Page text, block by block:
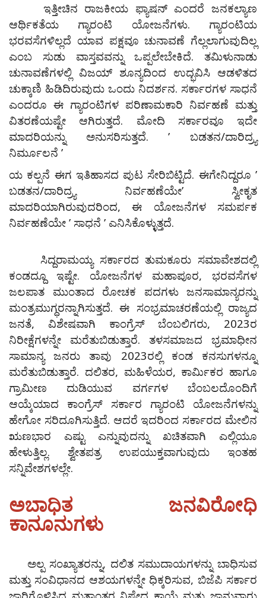
ಇತ್ತೀಚಿನ ರಾಜಕೀಯ ಫ್ಯಾಷನ್ ಎಂದರೆ ಜನಕಲ್ಯಾಣ
ಆರ್ಥಿಕತೆಯ ಗ್ಯಾರಂಟಿ ಯೋಜನೆಗಳು. ಗ್ಯಾರಂಟಿಯ
ಭರವಸೆಗಳಿಲ್ಲದೆ ಯಾವ ಪಕ್ಷವೂ ಚುನಾವಣೆ ಗೆಲ್ಲಲಾಗುವುದಿಲ್ಲ
ಎಂಬ ಸುಡು ವಾಸ್ತವವನ್ನು ಒಪ್ಪಲೇಬೇಕಿದೆ. ತಮಿಳುನಾಡು
ಚುನಾವಣೆಗಳಲ್ಲಿ ವಿಜಯ್ ಶೂನ್ಯದಿಂದ ಉದ್ಭವಿಸಿ ಆಡಳಿತದ
ಚುಕ್ಕಾಣಿ ಹಿಡಿದಿರುವುದು ಒಂದು ನಿದರ್ಶನ. ಸರ್ಕಾರಗಳ ಸಾಧನೆ
ಎಂದರೂ ಈ ಗ್ಯಾರಂಟಿಗಳ ಪರಿಣಾಮಕಾರಿ ನಿರ್ವಹಣೆ ಮತ್ತು
ವಿತರಣೆಯಷ್ಟೇ ಆಗಿರುತ್ತದೆ. ಮೋದಿ ಸರ್ಕಾರವೂ ಇದೇ
ಮಾದರಿಯನ್ನು ಅನುಸರಿಸುತ್ತದೆ. ʼ ಬಡತನ/ದಾರಿದ್ರ‍್ಯ
ನಿರ್ಮೂಲನೆ ʼ
ಯ ಕಲ್ಪನೆ ಈಗ ಇತಿಹಾಸದ ಪುಟ ಸೇರಿಬಿಟ್ಟಿದೆ. ಈಗೇನಿದ್ದರೂ ʼ
ಬಡತನ/ದಾರಿದ್ರ‍್ಯ ನಿರ್ವಹಣೆಯೇʼ ಸ್ವೀಕೃತ
ಮಾದರಿಯಾಗಿರುವುದರಿಂದ, ಈ ಯೋಜನೆಗಳ ಸಮರ್ಪಕ
ನಿರ್ವಹಣೆಯೇ ʼ ಸಾಧನೆ ʼ ಎನಿಸಿಕೊಳ್ಳುತ್ತದೆ.
ಸಿದ್ದರಾಮಯ್ಯ ಸರ್ಕಾರದ ತುಮಕೂರು ಸಮಾವೇಶದಲ್ಲಿ
ಕಂಡದ್ದೂ ಇಷ್ಟೇ. ಯೋಜನೆಗಳ ಮಹಾಪೂರ, ಭರವಸೆಗಳ
ಜಲಪಾತ ಮುಂತಾದ ರೋಚಕ ಪದಗಳು ಜನಸಾಮಾನ್ಯರನ್ನು
ಮಂತ್ರಮುಗ್ಧರನ್ನಾಗಿಸುತ್ತದೆ. ಈ ಸಂಭ್ರಮಾಚರಣೆಯಲ್ಲಿ ರಾಜ್ಯದ
ಜನತೆ, ವಿಶೇಷವಾಗಿ ಕಾಂಗ್ರೆಸ್ ಬೆಂಬಲಿಗರು, 2023ರ
ನಿರೀಕ್ಷೆಗಳನ್ನೇ ಮರೆತುಬಿಡುತ್ತಾರೆ. ತಳಸಮಾಜದ ಭ್ರಮಾಧೀನ
ಸಾಮಾನ್ಯ ಜನರು ತಾವು 2023ರಲ್ಲಿ ಕಂಡ ಕನಸುಗಳನ್ನೂ
ಮರೆತುಬಿಡುತ್ತಾರೆ. ದಲಿತರ, ಮಹಿಳೆಯರ, ಕಾರ್ಮಿಕರ ಹಾಗೂ
ಗ್ರಾಮೀಣ ದುಡಿಯುವ ವರ್ಗಗಳ ಬೆಂಬಲದೊಂದಿಗೆ
ಆಯ್ಕೆಯಾದ ಕಾಂಗ್ರೆಸ್ ಸರ್ಕಾರ ಗ್ಯಾರಂಟಿ ಯೋಜನೆಗಳನ್ನು
ಹೇಗೋ ಸರಿದೂಗಿಸುತ್ತಿದೆ. ಆದರೆ ಇದರಿಂದ ಸರ್ಕಾರದ ಮೇಲಿನ
ಋಣಭಾರ ಎಷ್ಟು ಎನ್ನುವುದನ್ನು ಖಚಿತವಾಗಿ ಎಲ್ಲಿಯೂ
ಹೇಳುತ್ತಿಲ್ಲ. ಶ್ವೇತಪತ್ರ ಉಪಯುಕ್ತವಾಗುವುದು ಇಂತಹ
ಸನ್ನಿವೇಶಗಳಲ್ಲೇ.
ಅಬಾಧಿತ ಜನವಿರೋಧಿ
ಕಾನೂನುಗಳು
ಅಲ್ಪ ಸಂಖ್ಯಾತರನ್ನು, ದಲಿತ ಸಮುದಾಯಗಳನ್ನು ಬಾಧಿಸುವ
ಮತ್ತು ಸಂವಿಧಾನದ ಆಶಯಗಳನ್ನೇ ಧಿಕ್ಕರಿಸುವ, ಬಿಜೆಪಿ ಸರ್ಕಾರ